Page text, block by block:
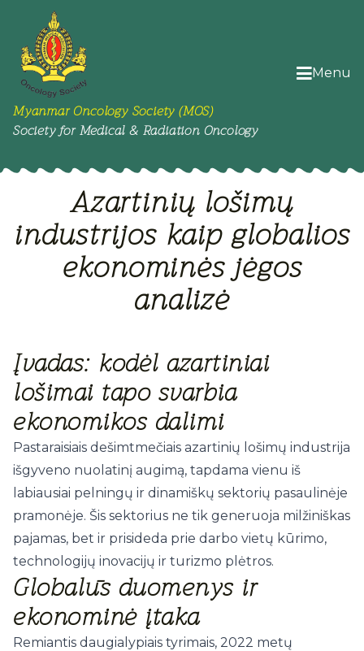
Menu
Myanmar Oncology Society (MOS)
Society for Medical & Radiation Oncology
Azartinių lošimų
industrijos kaip globalios
ekonominės jėgos
analizė
Įvadas: kodėl azartiniai
lošimai tapo svarbia
ekonomikos dalimi
Pastaraisiais dešimtmečiais azartinių lošimų industrija
išgyveno nuolatinį augimą, tapdama vienu iš
labiausiai pelningų ir dinamiškų sektorių pasaulinėje
pramonėje. Šis sektorius ne tik generuoja milžiniškas
pajamas, bet ir prisideda prie darbo vietų kūrimo,
technologijų inovacijų ir turizmo plėtros.
Globalūs duomenys ir
ekonominė įtaka
Remiantis daugialypiais tyrimais, 2022 metų